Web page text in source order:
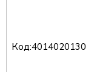
Код:4014020130